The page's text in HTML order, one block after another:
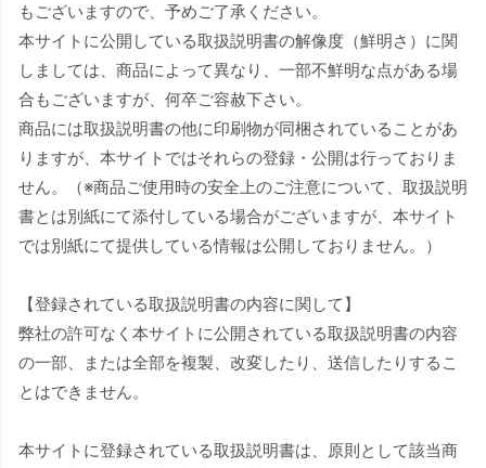
もございますので、予めご了承ください。
本サイトに公開している取扱説明書の解像度（鮮明さ）に関
しましては、商品によって異なり、一部不鮮明な点がある場
合もございますが、何卒ご容赦下さい。
商品には取扱説明書の他に印刷物が同梱されていることがあ
りますが、本サイトではそれらの登録・公開は行っておりま
せん。（※商品ご使用時の安全上のご注意について、取扱説明
書とは別紙にて添付している場合がございますが、本サイト
では別紙にて提供している情報は公開しておりません。）
【登録されている取扱説明書の内容に関して】
弊社の許可なく本サイトに公開されている取扱説明書の内容
の一部、または全部を複製、改変したり、送信したりするこ
とはできません。
本サイトに登録されている取扱説明書は、原則として該当商